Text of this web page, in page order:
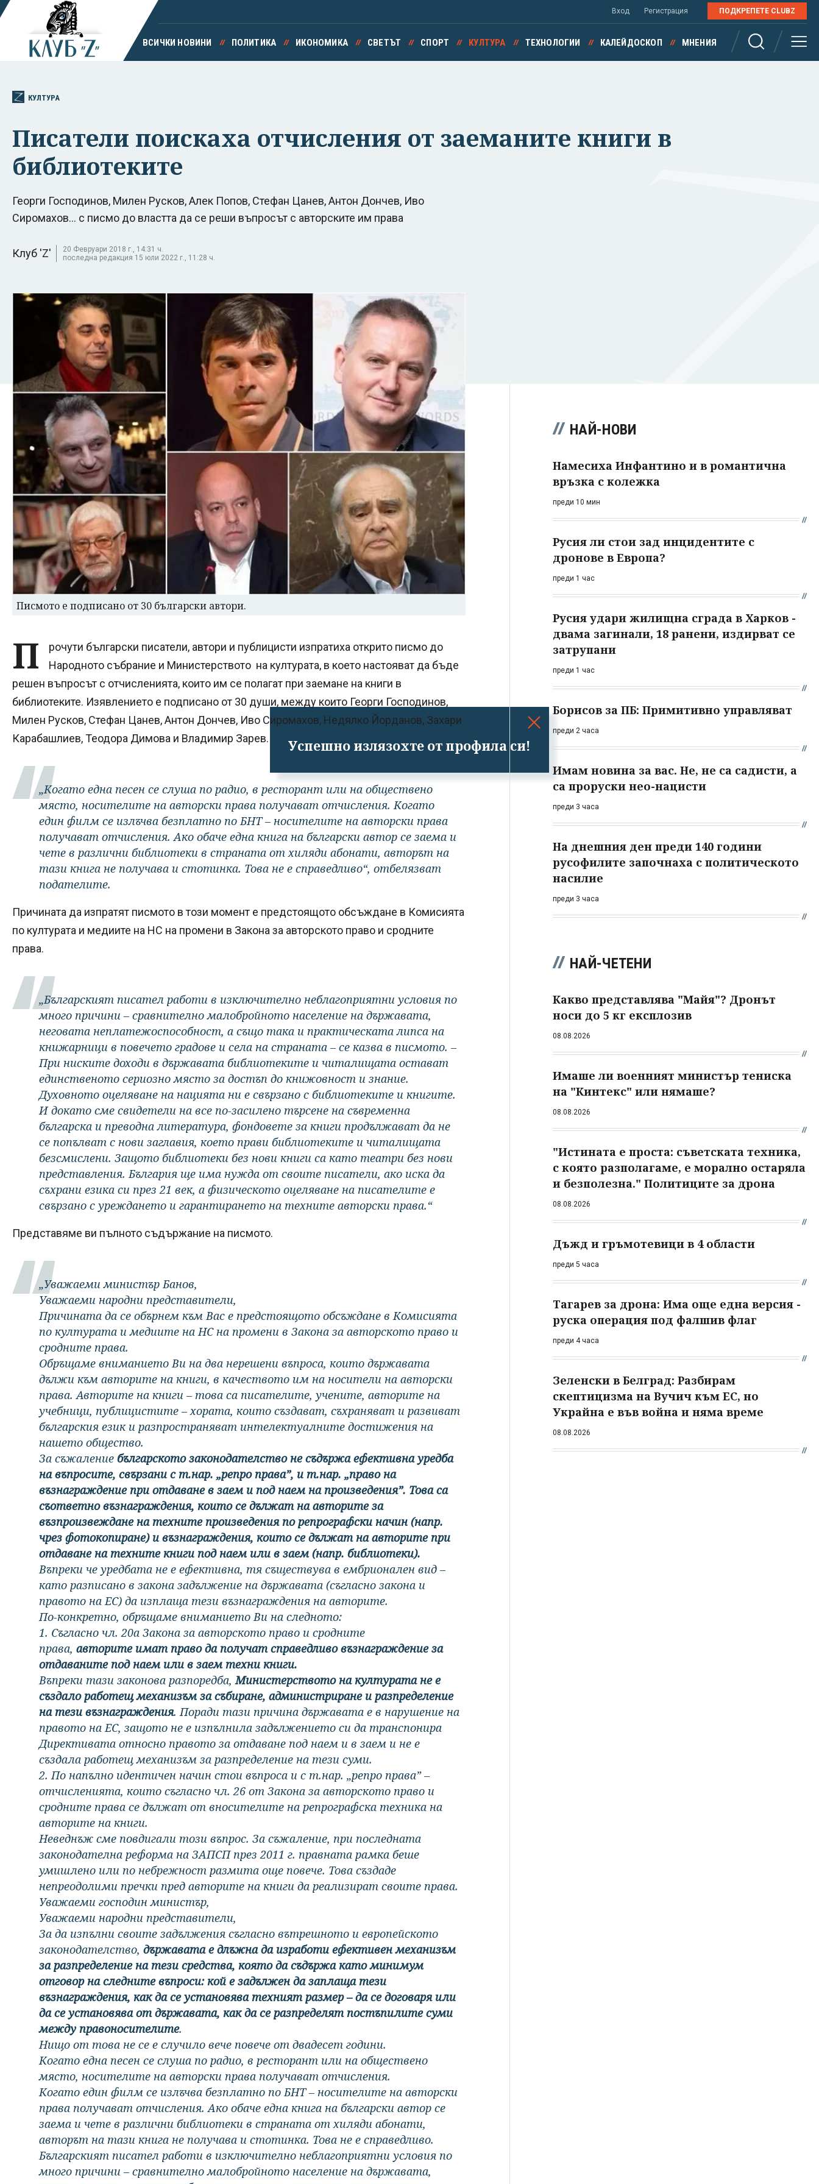
Успешно излязохте от профила си!
Вход Регистрация ПОДКРЕПЕТЕ CLUBZ
ВСИЧКИ НОВИНИ ПОЛИТИКА ИКОНОМИКА СВЕТЪТ СПОРТ КУЛТУРА ТЕХНОЛОГИИ КАЛЕЙДОСКОП МНЕНИЯ
КУЛТУРА
Писатели поискаха отчисления от заеманите книги в
библиотеките
Георги Господинов, Милен Русков, Алек Попов, Стефан Цанев, Антон Дончев, Иво
Сиромахов... с писмо до властта да се реши въпросът с авторските им права
Клуб 'Z'
20 Февруари 2018 г., 14:31 ч.
последна редакция 15 юли 2022 г., 11:28 ч.
Писмото е подписано от 30 български автори.
П
рочути български писатели, автори и публицисти изпратиха открито писмо до
Народното събрание и Министерството на културата, в което настояват да бъде
решен въпросът с отчисленията, които им се полагат при заемане на книги в
библиотеките. Изявлението е подписано от 30 души, между които Георги Господинов,
Милен Русков, Стефан Цанев, Антон Дончев, Иво Сиромахов, Недялко Йорданов, Захари
Карабашлиев, Теодора Димова и Владимир Зарев.
„Когато една песен се слуша по радио, в ресторант или на обществено
място, носителите на авторски права получават отчисления. Когато
един филм се излъчва безплатно по БНТ – носителите на авторски права
получават отчисления. Ако обаче една книга на български автор се заема и
чете в различни библиотеки в страната от хиляди абонати, авторът на
тази книга не получава и стотинка. Това не е справедливо“, отбелязват
подателите.
Причината да изпратят писмото в този момент е предстоящото обсъждане в Комисията
по културата и медиите на НС на промени в Закона за авторското право и сродните
права.
„Българският писател работи в изключително неблагоприятни условия по
много причини – сравнително малобройното население на държавата,
неговата неплатежоспособност, а също така и практическата липса на
книжарници в повечето градове и села на страната – се казва в писмото. –
При ниските доходи в държавата библиотеките и читалищата остават
единственото сериозно място за достъп до книжовност и знание.
Духовното оцеляване на нацията ни е свързано с библиотеките и книгите.
И докато сме свидетели на все по-засилено търсене на съвременна
българска и преводна литература, фондовете за книги продължават да не
се попълват с нови заглавия, което прави библиотеките и читалищата
безсмислени. Защото библиотеки без нови книги са като театри без нови
представления. България ще има нужда от своите писатели, ако иска да
съхрани езика си през 21 век, а физическото оцеляване на писателите е
свързано с уреждането и гарантирането на техните авторски права.“
Представяме ви пълното съдържание на писмото.
„Уважаеми министър Банов,
Уважаеми народни представители,
Причината да се обърнем към Вас е предстоящото обсъждане в Комисията
по културата и медиите на НС на промени в Закона за авторското право и
сродните права.
Обръщаме вниманието Ви на два нерешени въпроса, които държавата
дължи към авторите на книги, в качеството им на носители на авторски
права. Авторите на книги – това са писателите, учените, авторите на
учебници, публицистите – хората, които създават, съхраняват и развиват
българския език и разпространяват интелектуалните достижения на
нашето общество.
За съжаление българското законодателство не съдържа ефективна уредба
на въпросите, свързани с т.нар. „репро права”, и т.нар. „право на
възнаграждение при отдаване в заем и под наем на произведения”. Това са
съответно възнаграждения, които се дължат на авторите за
възпроизвеждане на техните произведения по репрографски начин (напр.
чрез фотокопиране) и възнаграждения, които се дължат на авторите при
отдаване на техните книги под наем или в заем (напр. библиотеки).
Въпреки че уредбата не е ефективна, тя съществува в ембрионален вид –
като разписано в закона задължение на държавата (съгласно закона и
правото на ЕС) да изплаща тези възнаграждения на авторите.
По-конкретно, обръщаме вниманието Ви на следното:
1. Съгласно чл. 20а Закона за авторското право и сродните
права, авторите имат право да получат справедливо възнаграждение за
отдаваните под наем или в заем техни книги.
Въпреки тази законова разпоредба, Министерството на културата не е
създало работещ механизъм за събиране, администриране и разпределение
на тези възнаграждения. Поради тази причина държавата е в нарушение на
правото на ЕС, защото не е изпълнила задължението си да транспонира
Директивата относно правото за отдаване под наем и в заем и не е
създала работещ механизъм за разпределение на тези суми.
2. По напълно идентичен начин стои въпроса и с т.нар. „репро права” –
отчисленията, които съгласно чл. 26 от Закона за авторското право и
сродните права се дължат от вносителите на репрографска техника на
авторите на книги.
Неведнъж сме повдигали този въпрос. За съжаление, при последната
законодателна реформа на ЗАПСП през 2011 г. правната рамка беше
умишлено или по небрежност размита още повече. Това създаде
непреодолими пречки пред авторите на книги да реализират своите права.
Уважаеми господин министър,
Уважаеми народни представители,
За да изпълни своите задължения съгласно вътрешното и европейското
законодателство, държавата е длъжна да изработи ефективен механизъм
за разпределение на тези средства, която да съдържа като минимум
отговор на следните въпроси: кой е задължен да заплаща тези
възнаграждения, как да се установява техният размер – да се договаря или
да се установява от държавата, как да се разпределят постъпилите суми
между правоносителите.
Нищо от това не се е случило вече повече от двадесет години.
Когато една песен се слуша по радио, в ресторант или на обществено
място, носителите на авторски права получават отчисления.
Когато един филм се излъчва безплатно по БНТ – носителите на авторски
права получават отчисления. Ако обаче една книга на български автор се
заема и чете в различни библиотеки в страната от хиляди абонати,
авторът на тази книга не получава и стотинка. Това не е справедливо.
Българският писател работи в изключително неблагоприятни условия по
много причини – сравнително малобройното население на държавата,
НАЙ-НОВИ
Намесиха Инфантино и в романтична
връзка с колежка
преди 10 мин
Русия ли стои зад инцидентите с
дронове в Европа?
преди 1 час
Русия удари жилищна сграда в Харков -
двама загинали, 18 ранени, издирват се
затрупани
преди 1 час
Борисов за ПБ: Примитивно управляват
преди 2 часа
Имам новина за вас. Не, не са садисти, а
са проруски нео-нацисти
преди 3 часа
На днешния ден преди 140 години
русофилите започнаха с политическото
насилие
преди 3 часа
НАЙ-ЧЕТЕНИ
Какво представлява "Майя"? Дронът
носи до 5 кг експлозив
08.08.2026
Имаше ли военният министър тениска
на "Кинтекс" или нямаше?
08.08.2026
"Истината е проста: съветската техника,
с която разполагаме, е морално остаряла
и безполезна." Политиците за дрона
08.08.2026
Дъжд и гръмотевици в 4 области
преди 5 часа
Тагарев за дрона: Има още една версия -
руска операция под фалшив флаг
преди 4 часа
Зеленски в Белград: Разбирам
скептицизма на Вучич към ЕС, но
Украйна е във война и няма време
08.08.2026